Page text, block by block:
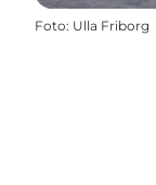
Foto: Ulla Friborg